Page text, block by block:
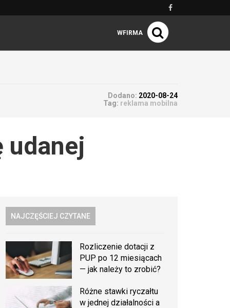
WFIRMA
Dodano: 2020-08-24
Tag: reklama mobilna
udanej
NAJCZĘŚCIEJ CZYTANE
Rozliczenie dotacji z
PUP po 12 miesiącach
— jak należy to zrobić?
Różne stawki ryczałtu
w jednej działalności a